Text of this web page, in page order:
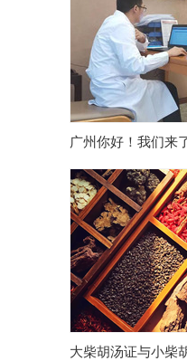
广州你好！我们来
大柴胡汤证与小柴